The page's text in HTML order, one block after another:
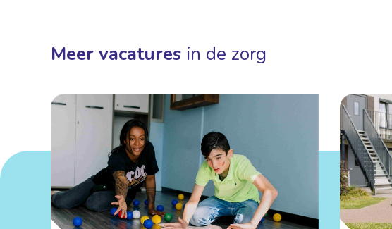
Meer vacatures in de zorg